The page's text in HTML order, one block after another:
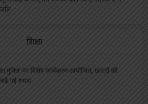
शिक्षा
मुक्ति’ पर विशेष कार्यक्रम आयोजित, छात्रों की
गईं शपथ